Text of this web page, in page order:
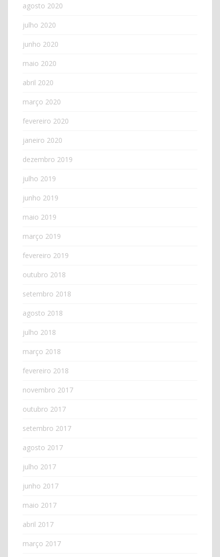
agosto 2020
julho 2020
junho 2020
maio 2020
abril 2020
março 2020
fevereiro 2020
janeiro 2020
dezembro 2019
julho 2019
junho 2019
maio 2019
março 2019
fevereiro 2019
outubro 2018
setembro 2018
agosto 2018
julho 2018
março 2018
fevereiro 2018
novembro 2017
outubro 2017
setembro 2017
agosto 2017
julho 2017
junho 2017
maio 2017
abril 2017
março 2017